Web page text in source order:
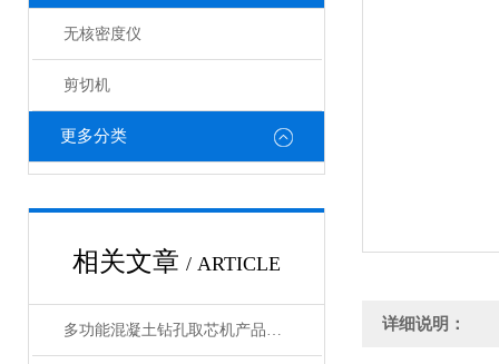
无核密度仪
剪切机
更多分类
相关文章 / ARTICLE
多功能混凝土钻孔取芯机产品展示 详细说明：